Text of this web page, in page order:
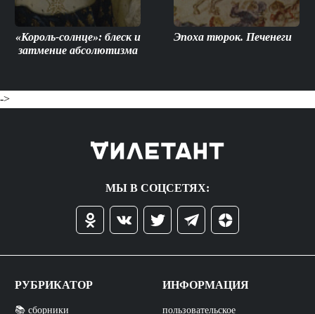
«Король-солнце»: блеск и
затмение абсолютизма
Эпоха тюрок. Печенеги
->
МЫ В СОЦСЕТЯХ:
РУБРИКАТОР
📚 сборники
ИНФОРМАЦИЯ
пользовательское